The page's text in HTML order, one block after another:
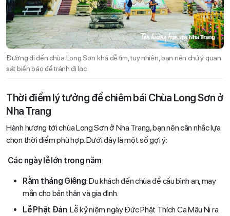
Đường đi đến chùa Long Sơn khá dễ tìm, tuy nhiên, bạn nên chú ý quan
sát biển báo để tránh đi lạc
Thời điểm lý tưởng để chiêm bái Chùa Long Sơn ở
Nha Trang
Hành hương tới chùa Long Sơn ở Nha Trang, bạn nên cân nhắc lựa
chọn thời điểm phù hợp. Dưới đây là một số gợi ý:
Các ngày lễ lớn trong năm:
Rằm tháng Giêng: Du khách đến chùa để cầu bình an, may
mắn cho bản thân và gia đình.
Lễ Phật Đản: Lễ kỷ niệm ngày Đức Phật Thích Ca Mâu Ni ra